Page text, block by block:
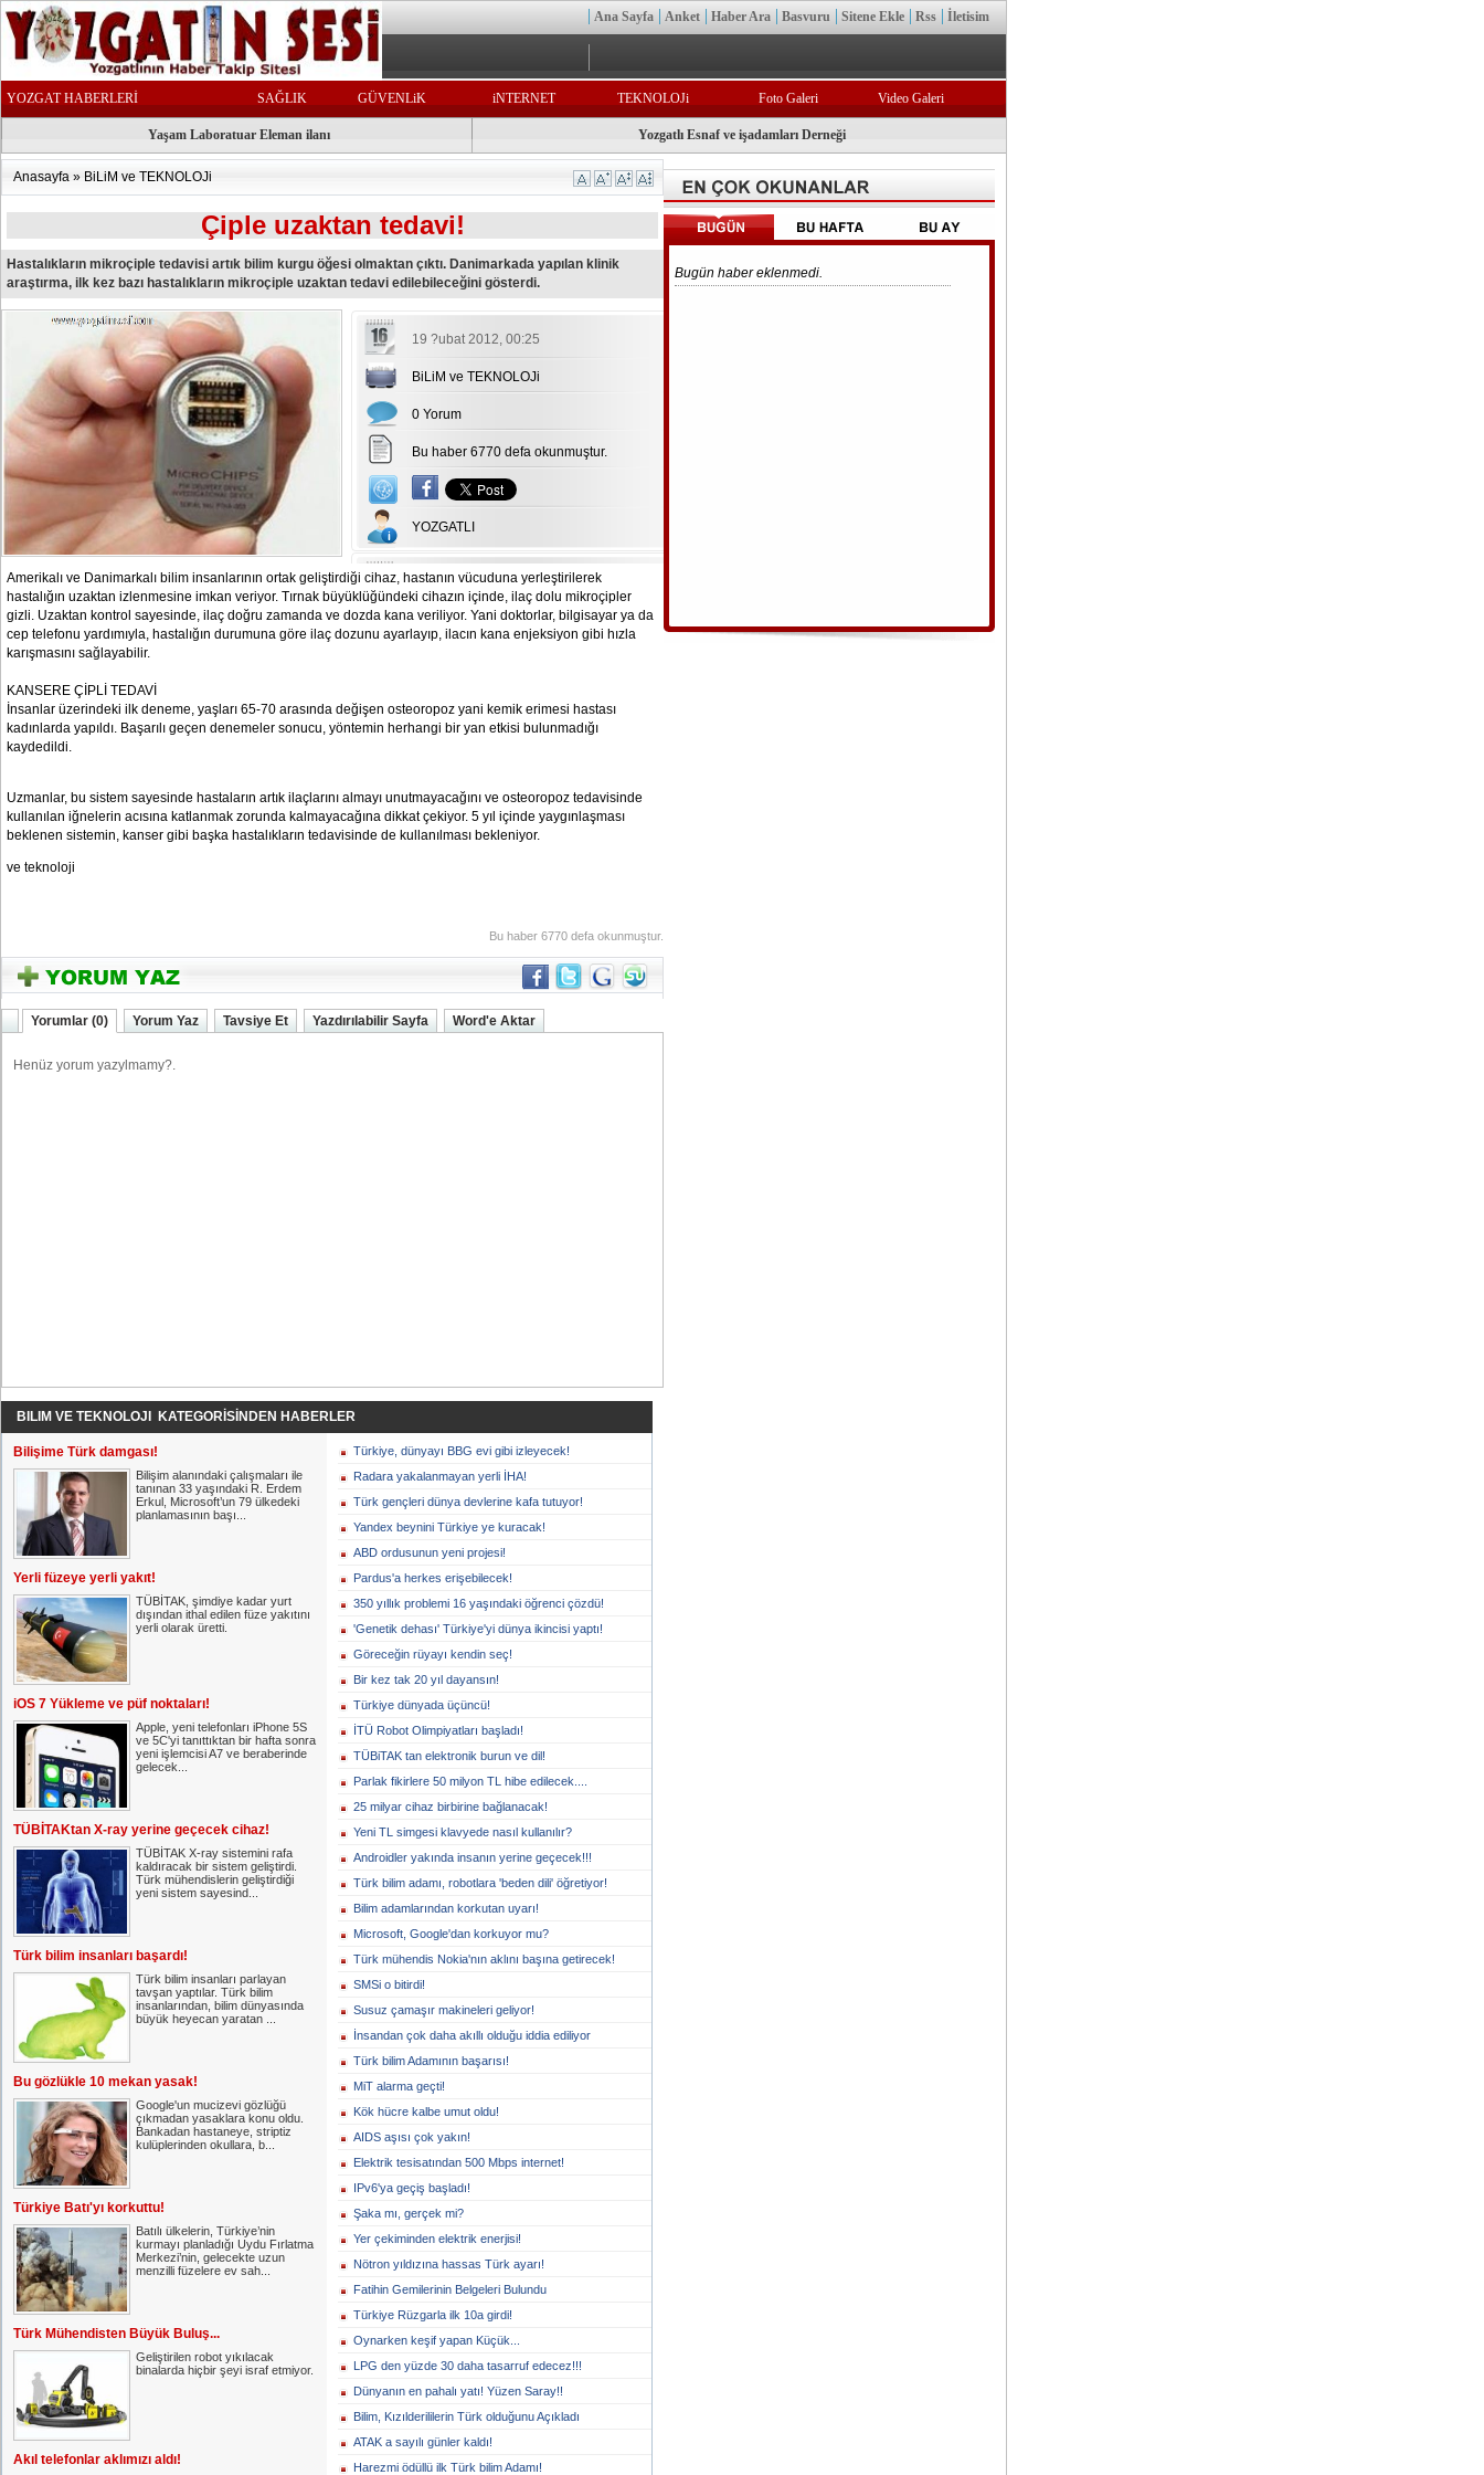
İletisim
Rss
Sitene Ekle
Basvuru
Haber Ara
Anket
Ana Sayfa
YOZGAT HABERLERİ SAĞLIK GÜVENLiK iNTERNET TEKNOLOJi Foto Galeri Video Galeri
Yaşam Laboratuar Eleman ilanı Yozgatlı Esnaf ve işadamları Derneği
Anasayfa » BiLiM ve TEKNOLOJi
Çiple uzaktan tedavi!
Hastalıkların mikroçiple tedavisi artık bilim kurgu öğesi olmaktan çıktı. Danimarkada yapılan klinik
araştırma, ilk kez bazı hastalıkların mikroçiple uzaktan tedavi edilebileceğini gösterdi.
19 ?ubat 2012, 00:25
BiLiM ve TEKNOLOJi
0 Yorum
Bu haber 6770 defa okunmuştur.
YOZGATLI
Amerikalı ve Danimarkalı bilim insanlarının ortak geliştirdiği cihaz, hastanın vücuduna yerleştirilerek
hastalığın uzaktan izlenmesine imkan veriyor. Tırnak büyüklüğündeki cihazın içinde, ilaç dolu mikroçipler
gizli. Uzaktan kontrol sayesinde, ilaç doğru zamanda ve dozda kana veriliyor. Yani doktorlar, bilgisayar ya da
cep telefonu yardımıyla, hastalığın durumuna göre ilaç dozunu ayarlayıp, ilacın kana enjeksiyon gibi hızla
karışmasını sağlayabilir.
KANSERE ÇİPLİ TEDAVİ
İnsanlar üzerindeki ilk deneme, yaşları 65-70 arasında değişen osteoropoz yani kemik erimesi hastası
kadınlarda yapıldı. Başarılı geçen denemeler sonucu, yöntemin herhangi bir yan etkisi bulunmadığı
kaydedildi.
Uzmanlar, bu sistem sayesinde hastaların artık ilaçlarını almayı unutmayacağını ve osteoropoz tedavisinde
kullanılan iğnelerin acısına katlanmak zorunda kalmayacağına dikkat çekiyor. 5 yıl içinde yaygınlaşması
beklenen sistemin, kanser gibi başka hastalıkların tedavisinde de kullanılması bekleniyor.
ve teknoloji
Bu haber 6770 defa okunmuştur.
Yorumlar (0) Yorum Yaz Tavsiye Et Yazdırılabilir Sayfa Word'e Aktar
BILIM VE TEKNOLOJI KATEGORİSİNDEN HABERLER
Bilişime Türk damgası!
Bilişim alanındaki çalışmaları ile
tanınan 33 yaşındaki R. Erdem
Erkul, Microsoft’un 79 ülkedeki
planlamasının başı...
Yerli füzeye yerli yakıt!
TÜBİTAK, şimdiye kadar yurt
dışından ithal edilen füze yakıtını
yerli olarak üretti.
iOS 7 Yükleme ve püf noktaları!
Apple, yeni telefonları iPhone 5S
ve 5C'yi tanıttıktan bir hafta sonra
yeni işlemcisi A7 ve beraberinde
gelecek...
TÜBİTAKtan X-ray yerine geçecek cihaz!
TÜBİTAK X-ray sistemini rafa
kaldıracak bir sistem geliştirdi.
Türk mühendislerin geliştirdiği
yeni sistem sayesind...
Türk bilim insanları başardı!
Türk bilim insanları parlayan
tavşan yaptılar. Türk bilim
insanlarından, bilim dünyasında
büyük heyecan yaratan ...
Bu gözlükle 10 mekan yasak!
Google'un mucizevi gözlüğü
çıkmadan yasaklara konu oldu.
Bankadan hastaneye, striptiz
kulüplerinden okullara, b...
Türkiye Batı'yı korkuttu!
Batılı ülkelerin, Türkiye’nin
kurmayı planladığı Uydu Fırlatma
Merkezi’nin, gelecekte uzun
menzilli füzelere ev sah...
Türk Mühendisten Büyük Buluş...
Geliştirilen robot yıkılacak
binalarda hiçbir şeyi israf etmiyor.
Akıl telefonlar aklımızı aldı!
Türkiye, dünyayı BBG evi gibi izleyecek!
Radara yakalanmayan yerli İHA!
Türk gençleri dünya devlerine kafa tutuyor!
Yandex beynini Türkiye ye kuracak!
ABD ordusunun yeni projesi!
Pardus'a herkes erişebilecek!
350 yıllık problemi 16 yaşındaki öğrenci çözdü!
'Genetik dehası' Türkiye'yi dünya ikincisi yaptı!
Göreceğin rüyayı kendin seç!
Bir kez tak 20 yıl dayansın!
Türkiye dünyada üçüncü!
İTÜ Robot Olimpiyatları başladı!
TÜBiTAK tan elektronik burun ve dil!
Parlak fikirlere 50 milyon TL hibe edilecek....
25 milyar cihaz birbirine bağlanacak!
Yeni TL simgesi klavyede nasıl kullanılır?
Androidler yakında insanın yerine geçecek!!!
Türk bilim adamı, robotlara 'beden dili' öğretiyor!
Bilim adamlarından korkutan uyarı!
Microsoft, Google'dan korkuyor mu?
Türk mühendis Nokia'nın aklını başına getirecek!
SMSi o bitirdi!
Susuz çamaşır makineleri geliyor!
İnsandan çok daha akıllı olduğu iddia ediliyor
Türk bilim Adamının başarısı!
MiT alarma geçti!
Kök hücre kalbe umut oldu!
AIDS aşısı çok yakın!
Elektrik tesisatından 500 Mbps internet!
IPv6'ya geçiş başladı!
Şaka mı, gerçek mi?
Yer çekiminden elektrik enerjisi!
Nötron yıldızına hassas Türk ayarı!
Fatihin Gemilerinin Belgeleri Bulundu
Türkiye Rüzgarla ilk 10a girdi!
Oynarken keşif yapan Küçük...
LPG den yüzde 30 daha tasarruf edecez!!!
Dünyanın en pahalı yatı! Yüzen Saray!!
Bilim, Kızılderililerin Türk olduğunu Açıkladı
ATAK a sayılı günler kaldı!
Harezmi ödüllü ilk Türk bilim Adamı!
Bugün haber eklenmedi.